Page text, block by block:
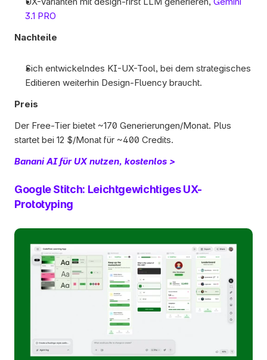
3.1 PRO
Nachteile
Sich entwickelndes KI-UX-Tool, bei dem strategisches
Editieren weiterhin Design-Fluency braucht.
Preis
Der Free-Tier bietet ~170 Generierungen/Monat. Plus
startet bei 12 $/Monat für ~400 Credits.
Banani AI für UX nutzen, kostenlos >
Google Stitch: Leichtgewichtiges UX-
Prototyping